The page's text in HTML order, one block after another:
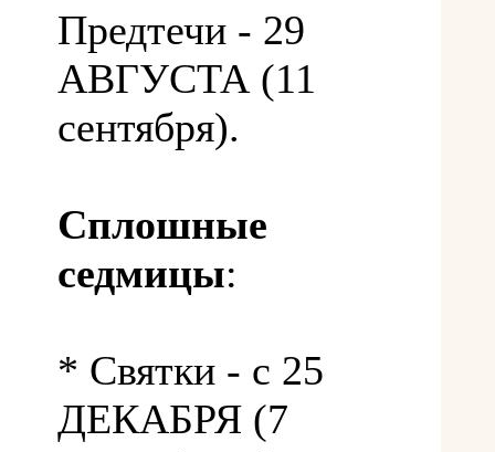
Предтечи - 29
АВГУСТА (11
сентября).
Сплошные
седмицы:
* Святки - с 25
ДЕКАБРЯ (7